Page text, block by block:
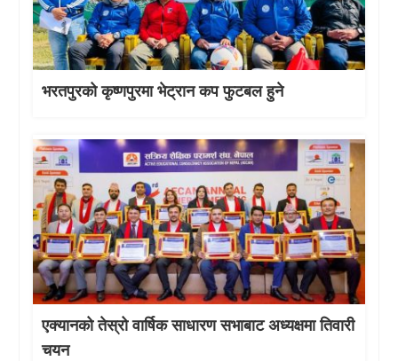
भरतपुरको कृष्णपुरमा भेट्रान कप फुटबल हुने
एक्यानको तेस्रो वार्षिक साधारण सभाबाट अध्यक्षमा तिवारी
चयन